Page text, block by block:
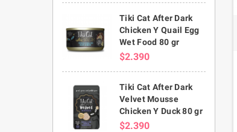
Tiki Cat After Dark
Chicken Y Quail Egg
Wet Food 80 gr
$2.390
Tiki Cat After Dark
Velvet Mousse
Chicken Y Duck 80 gr
$2.390